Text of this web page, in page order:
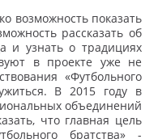
возможность показать
рассказать об
и узнать о традициях
в проекте уже не
«Футбольного
В 2015 году в
объединений
что главная цель
братства» -